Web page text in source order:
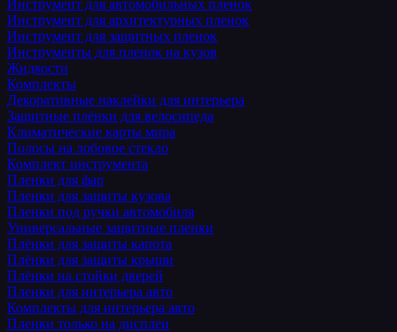
Инструмент для автомобильных пленок
Инструмент для архитектурных пленок
Инструмент для защитных пленок
Инструменты для пленок на кузов
Жидкости
Комплекты
Декоративные наклейки для интерьера
Защитные плёнки для велосипеда
Климатические карты мира
Полосы на лобовое стекло
Комплект инструмента
Пленки для фар
Пленки для защиты кузова
Пленки под ручки автомобиля
Универсальные защитные пленки
Плёнки для защиты капота
Плёнки для защиты крыши
Плёнки на стойки дверей
Пленки для интерьера авто
Комплекты для интерьера авто
Пленки только на дисплеи